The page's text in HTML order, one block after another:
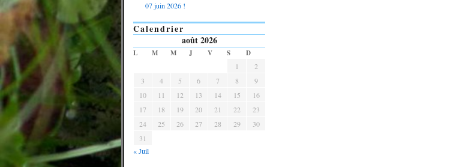
07 juin 2026 !
Calendrier
août 2026
L M M J V S
D
1
2
3
4 5 6 7 8
9
10
11 12 13 14 15
16
17
18 19 20 21 22
23
24
25 26 27 28 29
30
31
« Juil